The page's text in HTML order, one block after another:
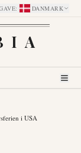
: DANMARK
i USA